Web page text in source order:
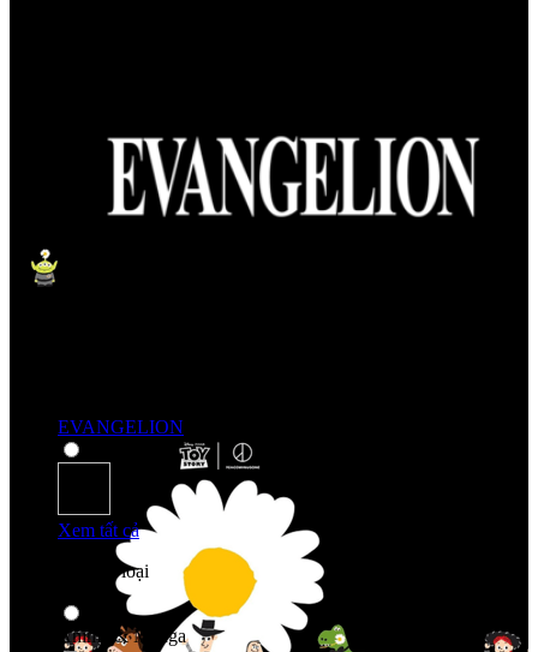
EVANGELION
Xem tất cả
Mua sắm theo loại
Anime & Manga